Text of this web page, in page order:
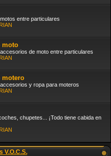
entre particulares
moto
de moto entre particulares
motero
y ropa para moteros
chupetes... ¡Todo tiene cabida en
V.O.C.S.